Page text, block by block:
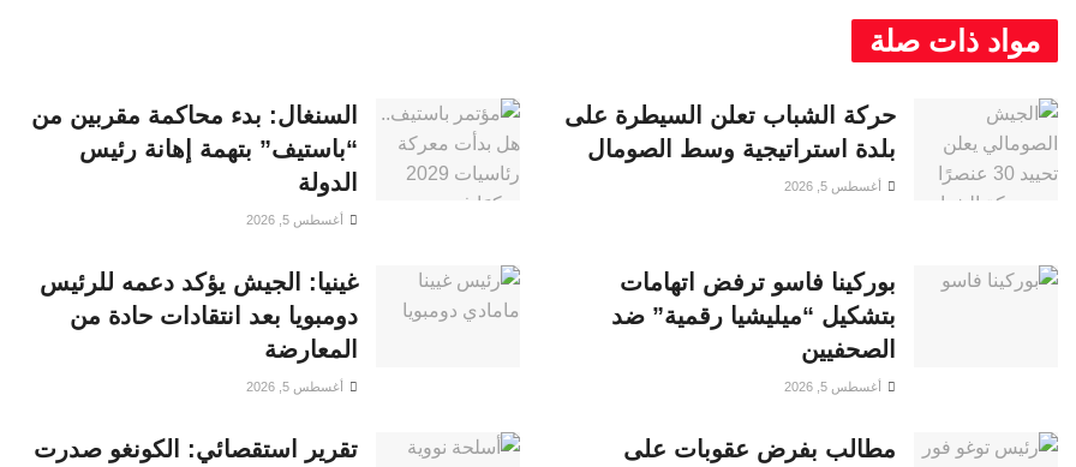
مواد ذات صلة
حركة الشباب تعلن السيطرة على
بلدة استراتيجية وسط الصومال
أغسطس 5, 2026
السنغال: بدء محاكمة مقربين من
“باستيف” بتهمة إهانة رئيس
الدولة
أغسطس 5, 2026
بوركينا فاسو ترفض اتهامات
بتشكيل “ميليشيا رقمية” ضد
الصحفيين
أغسطس 5, 2026
غينيا: الجيش يؤكد دعمه للرئيس
دومبويا بعد انتقادات حادة من
المعارضة
أغسطس 5, 2026
مطالب بفرض عقوبات على
تقرير استقصائي: الكونغو صدرت